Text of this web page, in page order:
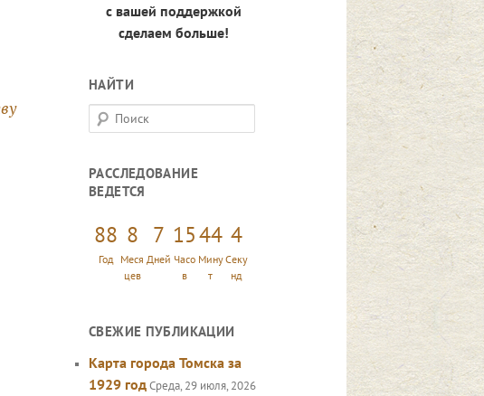
с вашей поддержкой
сделаем больше!
НАЙТИ
П
о
с
к
РАССЛЕДОВАНИЕ
ВЕДЕТСЯ
88
Год
8
Меся
цев
7
Дней
15
Часо
в
44
Мину
т
5
Секу
нд
СВЕЖИЕ ПУБЛИКАЦИИ
Карта города Томска за
1929 годСреда, 29 июля, 2026